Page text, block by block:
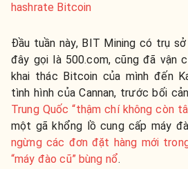
hashrate Bitcoin
Đầu tuần này, BIT Mining có trụ
đây gọi là 500.com, cũng đã vận
khai thác Bitcoin của mình đến
tình hình của Cannan, trước bối
Trung Quốc “thậm chí không còn
một gã khổng lồ cung cấp máy
ngừng các đơn đặt hàng mới
“máy đào cũ” bùng nổ.